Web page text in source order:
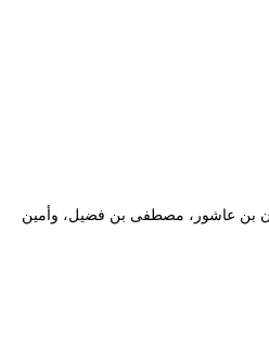
عبد الرّزّاق بوكبّة، ومشاركة الرّوائيّين بوزيان بن عاشور، مصطفى بن فضيل، وأمين